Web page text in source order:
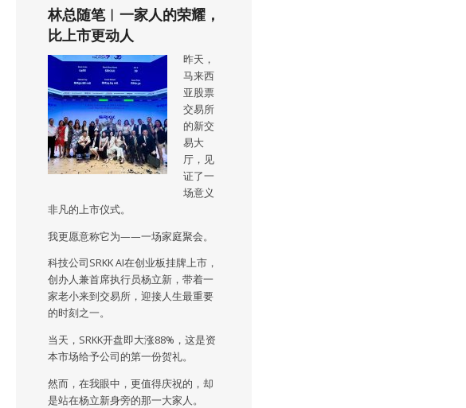
林总随笔︱一家人的荣耀，
比上市更动人
昨天，
马来西
亚股票
交易所
的新交
易大
厅，见
证了一
场意义
非凡的上市仪式。
我更愿意称它为——一场家庭聚会。
科技公司SRKK AI在创业板挂牌上市，
创办人兼首席执行员杨立新，带着一
家老小来到交易所，迎接人生最重要
的时刻之一。
当天，SRKK开盘即大涨88%，这是资
本市场给予公司的第一份贺礼。
然而，在我眼中，更值得庆祝的，却
是站在杨立新身旁的那一大家人。